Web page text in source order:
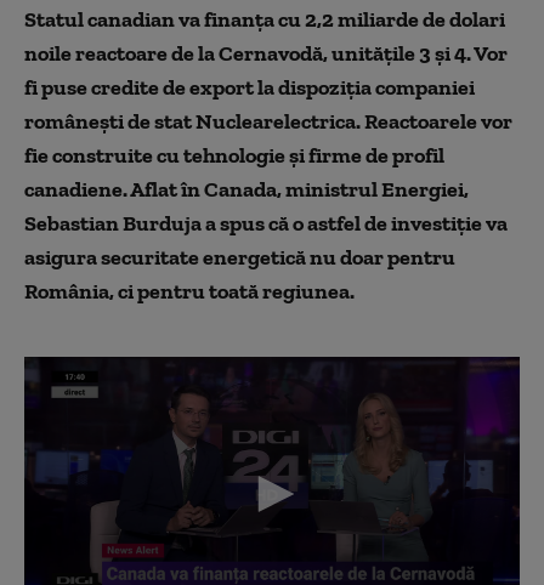
Statul canadian va finanța cu 2,2 miliarde de dolari
noile reactoare de la Cernavodă, unitățile 3 și 4. Vor
fi puse credite de export la dispoziția companiei
românești de stat Nuclearelectrica. Reactoarele vor
fie construite cu tehnologie și firme de profil
canadiene. Aflat în Canada, ministrul Energiei,
Sebastian Burduja a spus că o astfel de investiție va
asigura securitate energetică nu doar pentru
România, ci pentru toată regiunea.